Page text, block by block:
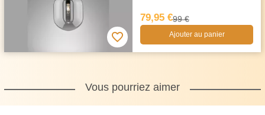
79,95 €99 €
Ajouter au panier
Vous pourriez aimer